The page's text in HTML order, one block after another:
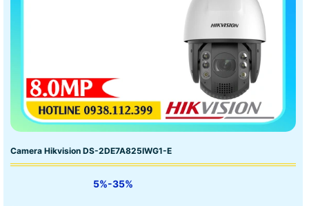
Camera Hikvision DS-2DE7A825IWG1-E
5%-35%